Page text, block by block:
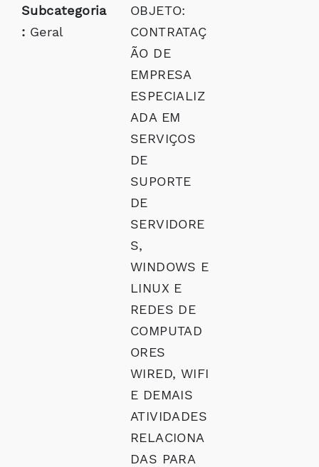
Subcategoria
: Geral
OBJETO:
CONTRATAÇ
ÃO DE
EMPRESA
ESPECIALIZ
ADA EM
SERVIÇOS
DE
SUPORTE
DE
SERVIDORE
S,
WINDOWS E
LINUX E
REDES DE
COMPUTAD
ORES
WIRED, WIFI
E DEMAIS
ATIVIDADES
RELACIONA
DAS PARA